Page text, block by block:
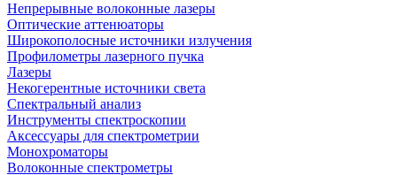
Непрерывные волоконные лазеры
Оптические аттенюаторы
Широкополосные источники излучения
Профилометры лазерного пучка
Лазеры
Некогерентные источники света
Спектральный анализ
Инструменты спектроскопии
Аксессуары для спектрометрии
Монохроматоры
Волоконные спектрометры